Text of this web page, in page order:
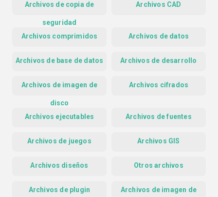
Archivos de copia de
seguridad
Archivos CAD
Archivos comprimidos Archivos de datos
Archivos de base de datos Archivos de desarrollo
Archivos de imagen de
disco
Archivos cifrados
Archivos ejecutables Archivos de fuentes
Archivos de juegos Archivos GIS
Archivos diseños Otros archivos
Archivos de plugin Archivos de imagen de